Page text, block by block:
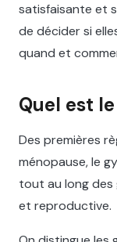
satisfaisante et
de décider si
quand et
Quel est
Des premières
ménopause, le
tout au long des
et reproductive.